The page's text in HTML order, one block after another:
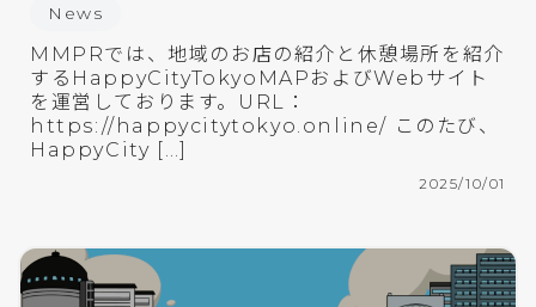
News
MMPRでは、地域のお店の紹介と休憩場所を紹介
するHappyCityTokyoMAPおよびWebサイト
を運営しております。URL：
https://happycitytokyo.online/ このたび、
HappyCity […]
2025/10/01